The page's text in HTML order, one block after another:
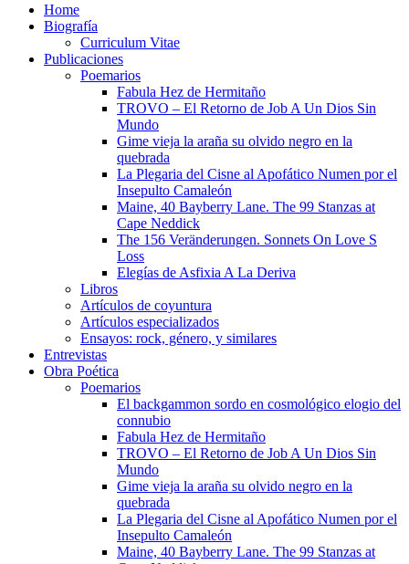
Home
Biografía
Curriculum Vitae​
Publicaciones
Poemarios
Fabula Hez de Hermitaño
TROVO – El Retorno de Job A Un Dios Sin
Mundo
Gime vieja la araña su olvido negro en la
quebrada
La Plegaria del Cisne al Apofático Numen por el
Insepulto Camaleón
Maine, 40 Bayberry Lane. The 99 Stanzas at
Cape Neddick
The 156 Veränderungen. Sonnets On Love S
Loss
Elegías de Asfixia A La Deriva
Libros
Artículos de coyuntura
Artículos especializados
Ensayos: rock, género, y similares
Entrevistas
Obra Poética
Poemarios
El backgammon sordo en cosmológico elogio del
connubio
Fabula Hez de Hermitaño
TROVO – El Retorno de Job A Un Dios Sin
Mundo
Gime vieja la araña su olvido negro en la
quebrada
La Plegaria del Cisne al Apofático Numen por el
Insepulto Camaleón
Maine, 40 Bayberry Lane. The 99 Stanzas at